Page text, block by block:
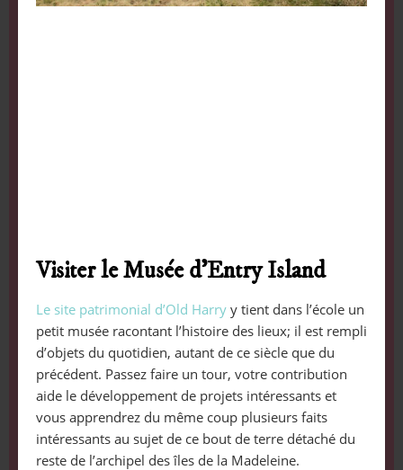
Visiter le Musée d’Entry Island
Le site patrimonial d’Old Harryy tient dans l’école un
petit musée racontant l’histoire des lieux; il est rempli
d’objets du quotidien, autant de ce siècle que du
précédent. Passez faire un tour, votre contribution
aide le développement de projets intéressants et
vous apprendrez du même coup plusieurs faits
intéressants au sujet de ce bout de terre détaché du
reste de l’archipel des îles de la Madeleine.